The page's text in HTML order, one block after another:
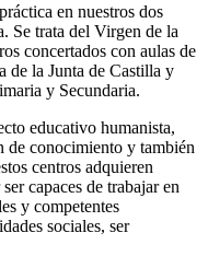
en nuestros dos
Se trata del Virgen de la
concertados con aulas de
de la Junta de Castilla y
y Secundaria.
educativo humanista,
de conocimiento y también
centros adquieren
capaces de trabajar en
y competentes
sociales, ser